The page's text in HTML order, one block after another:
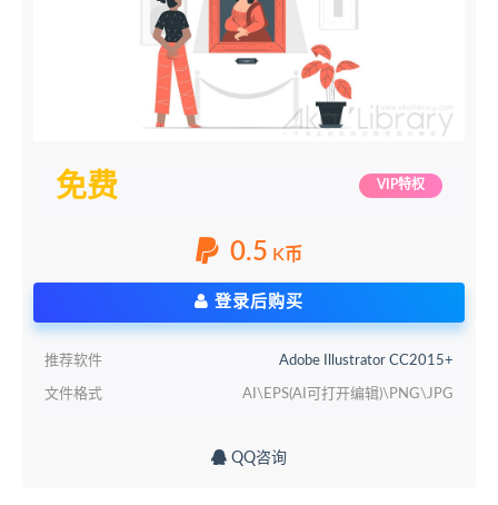
免费 VIP特权
0.5 K币
登录后购买
推荐软件 Adobe Illustrator CC2015+
文件格式 AI\EPS(AI可打开编辑)\PNG\JPG
QQ咨询